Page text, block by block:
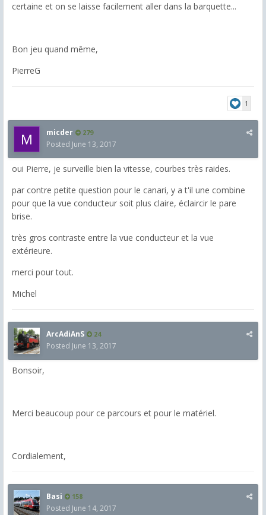
certaine et on se laisse facilement aller dans la barquette...
Bon jeu quand même,
PierreG
1
micder 279
Posted June 13, 2017
oui Pierre, je surveille bien la vitesse, courbes très raides.
par contre petite question pour le canari, y a t'il une combine
pour que la vue conducteur soit plus claire, éclaircir le pare
brise.
très gros contraste entre la vue conducteur et la vue
extérieure.
merci pour tout.
Michel
ArcAdiAnS 24
Posted June 13, 2017
Bonsoir,
Merci beaucoup pour ce parcours et pour le matériel.
Cordialement,
Basi 158
Posted June 14, 2017